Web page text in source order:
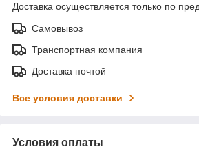
Доставка осуществляется только по
Самовывоз
Транспортная компания
Доставка почтой
Все условия доставки
Условия оплаты